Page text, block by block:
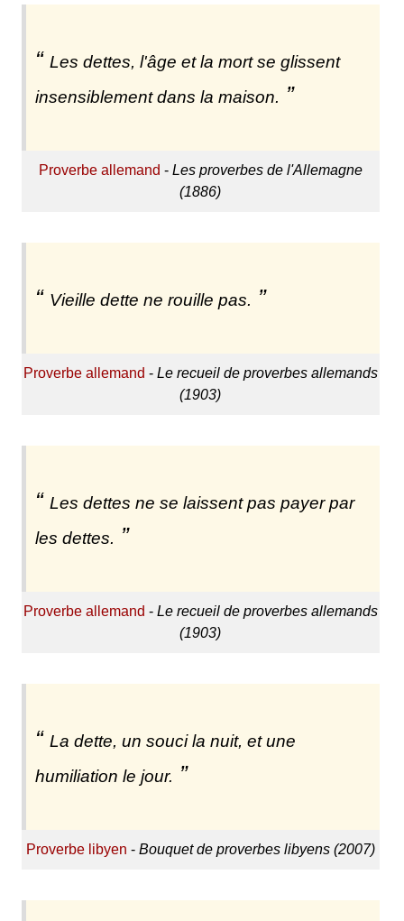
Les dettes, l'âge et la mort se glissent
insensiblement dans la maison.
Proverbe allemand - Les proverbes de l'Allemagne
(1886)
Vieille dette ne rouille pas.
Proverbe allemand - Le recueil de proverbes allemands
(1903)
Les dettes ne se laissent pas payer par
les dettes.
Proverbe allemand - Le recueil de proverbes allemands
(1903)
La dette, un souci la nuit, et une
humiliation le jour.
Proverbe libyen - Bouquet de proverbes libyens (2007)